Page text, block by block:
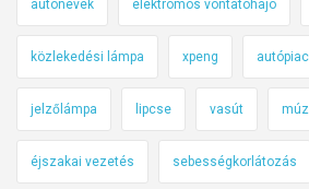
autónevek elektromos vontatóhajó
közlekedési lámpa xpeng autópiac
jelzőlámpa lipcse vasút
éjszakai vezetés sebességkorlátozás